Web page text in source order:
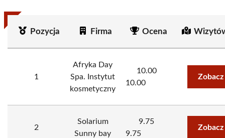
Pozycja Firma Ocena
1
Afryka Day
Spa. Instytut
kosmetyczny
10.00
10.00
2
Solarium
Sunny bay
9.75
9.75